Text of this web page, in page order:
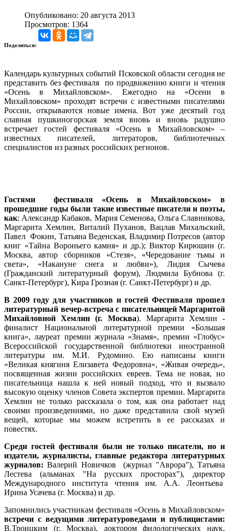
Опубликовано: 20 августа 2013
Просмотров: 1364
Поделиться:
Календарь культурных событий Псковской области сегодня не
представить без фестиваля по продвижению книги и чтения
«Осень в Михайловском». Ежегодно на «Осени в
Михайловском» проходят встречи с известными писателями
России, открываются новые имена. Вот уже десятый год
славная пушкиногорская земля вновь и вновь радушно
встречает гостей фестиваля «Осень в Михайловском» –
известных писателей, литераторов, библиотечных
специалистов из разных российских регионов.
Гостями фестиваля «Осень в Михайловском» в
прошедшие годы были такие известные писатели и поэты,
как: Александр Кабаков, Мария Семенова, Ольга Славникова,
Маргарита Хемлин, Виталий Пуханов, Вацлав Михальский,
Павел Фокин, Татьяна Веденская, Владимир Потресов (автор
книг «Тайна Вороньего камня» и др.); Виктор Кирюшин (г.
Москва, автор сборников «Стезя», «Чередование тьмы и
света», «Накануне снега и любви»), Лидия Сычева
(Гражданский литературный форум), Людмила Бубнова (г.
Санкт-Петербург), Кира Грозная (г. Санкт-Петербург) и др.
В 2009 году для участников и гостей Фестиваля прошел
литературный вечер-встреча с писательницей Маргаритой
Михайловной Хемлин (г. Москва). Маргарита Хемлин -
финалист Национальной литературной премии «Большая
книга», лауреат премии журнала «Знамя», премии «Глобус»
Всероссийской государственной библиотеки иностранной
литературы им. М.И. Рудомино. Ею написаны книги
«Великая княгиня Елизавета Федоровна», «Живая очередь»,
посвященная жизни российских евреев. Тема не новая, но
писательница нашла к ней новый подход, что и вызвало
высокую оценку членов Совета экспертов премии. Маргарита
Хемлин не только рассказала о том, как она работает над
своими произведениями, но даже представила свой музей
вещей, которые мы можем встретить в ее рассказах и
повестях.
Среди гостей фестиваля были не только писатели, но и
издатели, журналисты, главные редактора литературных
журналов: Валерий Новичков (журнал "Аврора"), Татьяна
Лестева (альманах "На русских просторах"), директор
Международного института чтения им. А.А. Леонтьева
Ирина Усачева (г. Москва) и др.
Запомнились участникам фестиваля «Осень в Михайловском»
встречи с ведущими литературоведами и публицистами:
В.Троицким (г. Москва), доктором филологических наук,